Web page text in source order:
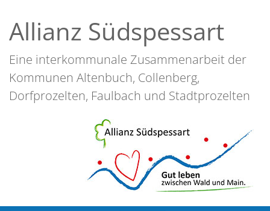
Allianz Südspessart
Eine interkommunale Zusammenarbeit der
Kommunen Altenbuch, Collenberg,
Dorfprozelten, Faulbach und Stadtprozelten